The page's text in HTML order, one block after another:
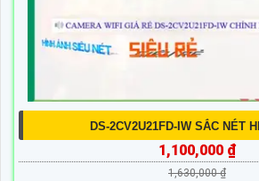
DS-2CV2U21FD-IW SẮC NÉT
1,100,000 ₫
1,630,000 ₫